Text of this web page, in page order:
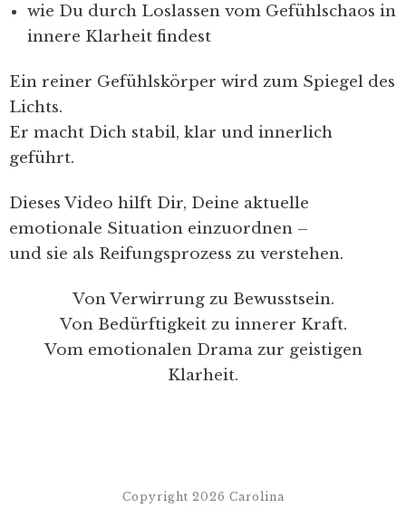
wie Du durch Loslassen vom Gefühlschaos in
innere Klarheit findest
Ein reiner Gefühlskörper wird zum Spiegel des
Lichts.
Er macht Dich stabil, klar und innerlich
geführt.
Dieses Video hilft Dir, Deine aktuelle
emotionale Situation einzuordnen –
und sie als Reifungsprozess zu verstehen.
Von Verwirrung zu Bewusstsein.
Von Bedürftigkeit zu innerer Kraft.
Vom emotionalen Drama zur geistigen
Klarheit.
Copyright 2026 Carolina